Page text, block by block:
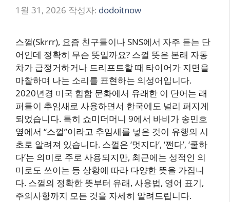
1월 31, 2026 작성자: dodoitnow
스껄(Skrrr), 요즘 친구들이나 SNS에서 자주 듣는 단
어인데 정확히 무슨 뜻일까요? 스껄 뜻은 본래 자동
차가 급정거하거나 드리프트할 때 타이어가 지면을
마찰하며 나는 소리를 표현하는 의성어입니다.
2020년경 미국 힙합 문화에서 유래한 이 단어는 래
퍼들이 추임새로 사용하면서 한국에도 널리 퍼지게
되었습니다. 특히 쇼미더머니 9에서 바비가 송민호
옆에서 “스껄”이라고 추임새를 넣은 것이 유행의 시
초로 알려져 있습니다. 스껄은 ‘멋지다’, ‘쩐다’, ‘쿨하
다’는 의미로 주로 사용되지만, 최근에는 성적인 의
미로도 쓰이는 등 상황에 따라 다양한 뜻을 가집니
다. 스껄의 정확한 뜻부터 유래, 사용법, 영어 표기,
주의사항까지 모든 것을 자세히 알려드립니다.